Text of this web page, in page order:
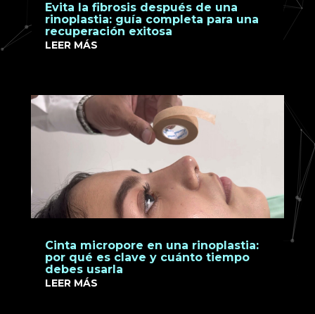
Evita la fibrosis después de una
rinoplastia: guía completa para una
recuperación exitosa
LEER MÁS
Cinta micropore en una rinoplastia:
por qué es clave y cuánto tiempo
debes usarla
LEER MÁS